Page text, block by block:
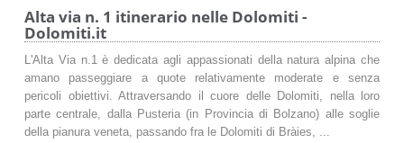
Alta via n. 1 itinerario nelle Dolomiti -
Dolomiti.it
L'Alta Via n.1 è dedicata agli appassionati della natura alpina che
amano passeggiare a quote relativamente moderate e senza
pericoli obiettivi. Attraversando il cuore delle Dolomiti, nella loro
parte centrale, dalla Pusteria (in Provincia di Bolzano) alle soglie
della pianura veneta, passando fra le Dolomiti di Bràies, ...